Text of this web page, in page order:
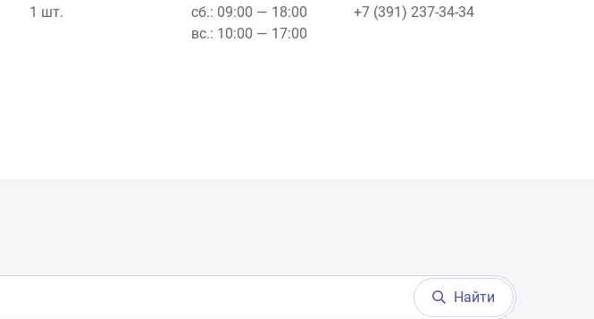
1 шт.
сб.: 09:00 — 18:00
вс.: 10:00 — 17:00
+7 (391) 237-34-34
Найти